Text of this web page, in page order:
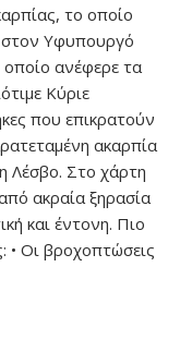
το οποίο
στον Υφυπουργό
ανέφερε τα
Κύριε
που επικρατούν
ακαρπία
Λέσβο. Στο χάρτη
ακραία ξηρασία
και έντονη. Πιο
• Οι βροχοπτώσεις